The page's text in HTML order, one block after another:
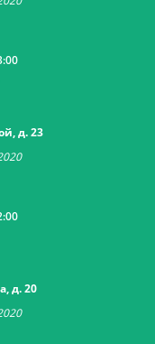
д. 23
д. 20